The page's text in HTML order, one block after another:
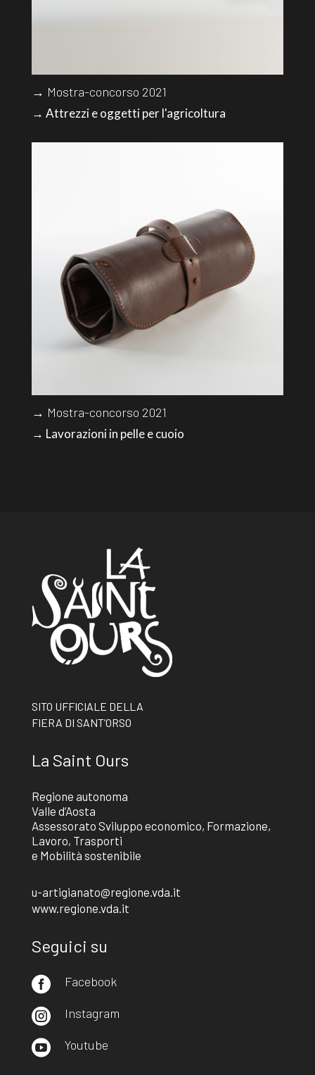
→ Mostra-concorso 2021
→ Attrezzi e oggetti per l'agricoltura
→ Mostra-concorso 2021
→ Lavorazioni in pelle e cuoio
SITO UFFICIALE DELLA
FIERA DI SANT’ORSO
La Saint Ours
Regione autonoma
Valle d’Aosta
Assessorato Sviluppo economico, Formazione,
Lavoro, Trasporti
e Mobilità sostenibile
u-artigianato@regione.vda.it
www.regione.vda.it
Seguici su
 Facebook
 Instagram
 Youtube